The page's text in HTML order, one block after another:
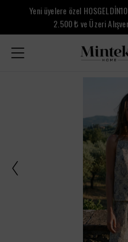
Yeni üyelere özel
2.500 ₺ ve Üzeri